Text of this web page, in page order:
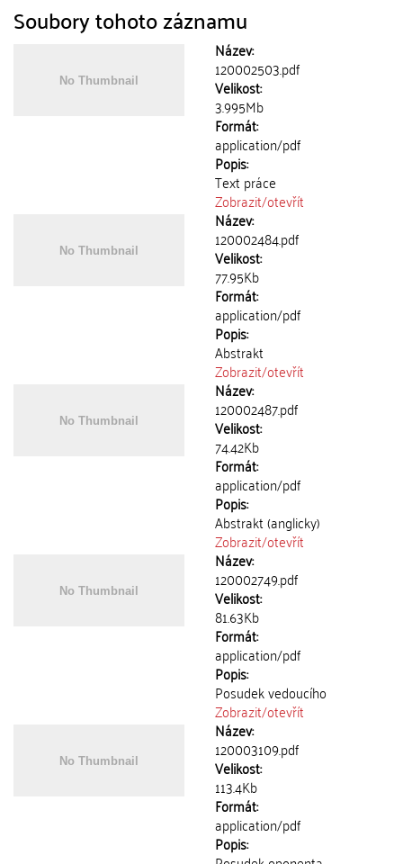
Soubory tohoto záznamu
Název:
120002503.pdf
Velikost:
3.995Mb
Formát:
application/pdf
Popis:
Text práce
Zobrazit/otevřít
Název:
120002484.pdf
Velikost:
77.95Kb
Formát:
application/pdf
Popis:
Abstrakt
Zobrazit/otevřít
Název:
120002487.pdf
Velikost:
74.42Kb
Formát:
application/pdf
Popis:
Abstrakt (anglicky)
Zobrazit/otevřít
Název:
120002749.pdf
Velikost:
81.63Kb
Formát:
application/pdf
Popis:
Posudek vedoucího
Zobrazit/otevřít
Název:
120003109.pdf
Velikost:
113.4Kb
Formát:
application/pdf
Popis: